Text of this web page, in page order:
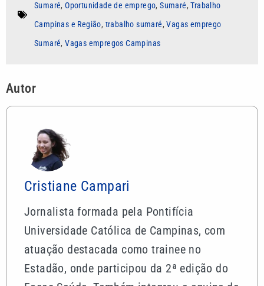
Sumaré,Oportunidade de emprego,Sumaré,Trabalho
Campinas e Região, trabalho sumaré,Vagas emprego
Sumaré,Vagas empregos Campinas
Autor
Cristiane Campari
Jornalista formada pela Pontifícia
Universidade Católica de Campinas, com
atuação destacada como trainee no
Estadão, onde participou da 2ª edição do